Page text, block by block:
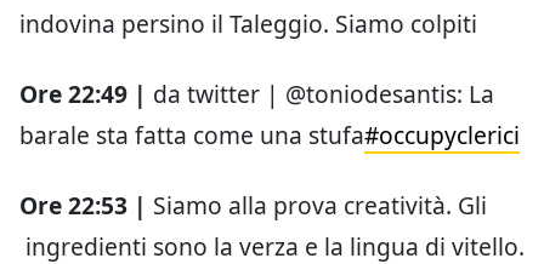
indovina persino il Taleggio. Siamo colpiti
Ore 22:49 | da twitter | @toniodesantis: La
barale sta fatta come una stufa#occupyclerici
Ore 22:53 | Siamo alla prova creatività. Gli
ingredienti sono la verza e la lingua di vitello.